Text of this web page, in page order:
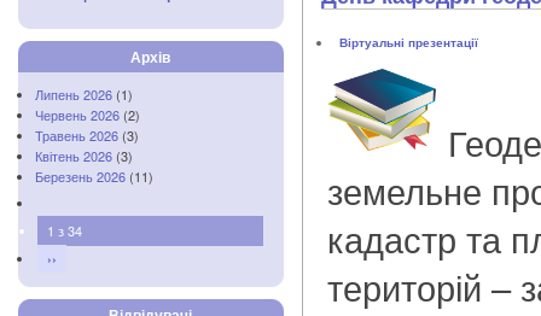
Архів
Липень 2026 (1)
Червень 2026 (2)
Травень 2026 (3)
Квітень 2026 (3)
Березень 2026 (11)
1 з 34
››
Віртуальні презентації
земельне
кадастр та
територій –